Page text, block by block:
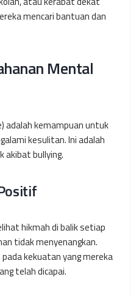
mencari bantuan dan
Mental
) adalah kemampuan untuk
kesulitan. Ini adalah
akibat bullying.
hikmah di balik setiap
tidak menyenangkan.
kekuatan yang mereka
telah dicapai.